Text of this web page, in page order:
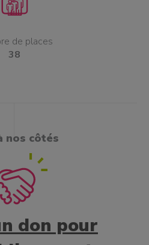
de places
38
nos côtés
don pour